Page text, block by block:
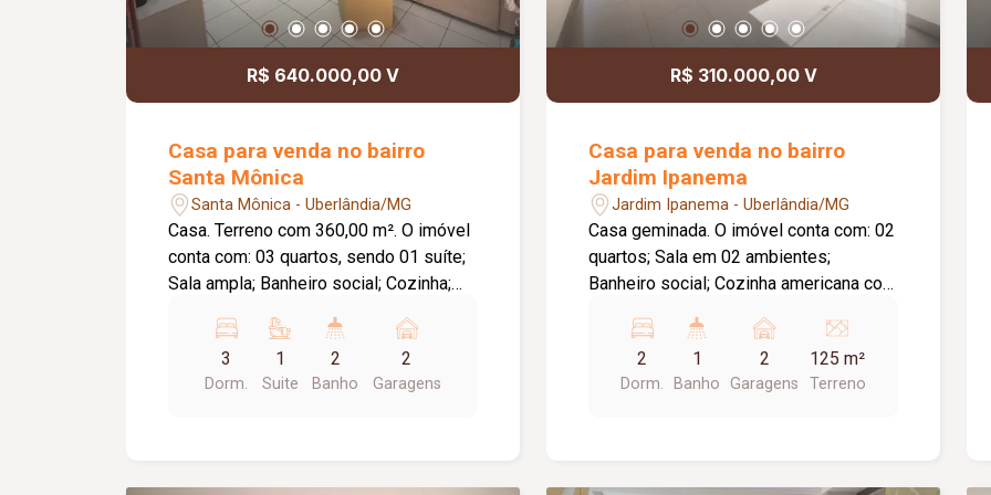
para morar ou investir.
R$ 640.000,00 V
Casa para venda no bairro
Santa Mônica
Santa Mônica - Uberlândia/MG
Casa. Terreno com 360,00 m². O imóvel
conta com: 03 quartos, sendo 01 suíte;
Sala ampla; Banheiro social; Cozinha;
externa descoberta; Diferenciais:
Sistema de monitoramento por
câmeras; Cerca elétrica; Cerca
3
Dorm.
1
Suite
2
Banho
2
Garagens
R$ 310.000,00 V
Casa para venda no bairro
Jardim Ipanema
Jardim Ipanema - Uberlândia/MG
Casa geminada. O imóvel conta com: 02
quartos; Sala em 02 ambientes;
Banheiro social; Cozinha americana com
serviço externa coberta; Quintal; 02
vagas de garagem; Diferenciais: Portas
e janelas em blindex; Piso em
2
Dorm.
1
Banho
2
Garagens
125 m²
Terreno